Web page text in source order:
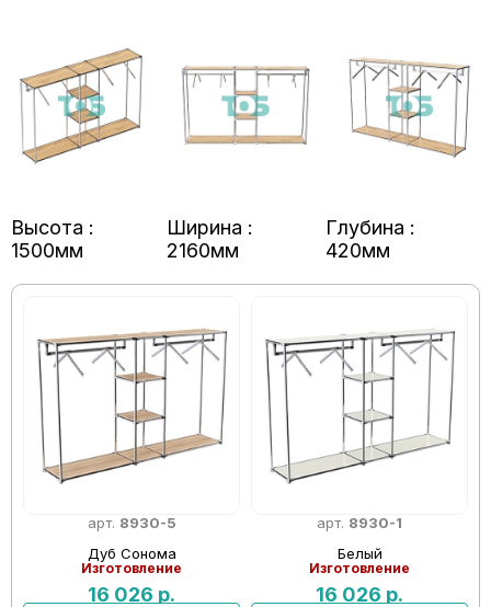
Высота :
1500мм
Ширина :
2160мм
Глубина :
420мм
арт. 8930-5
Дуб Сонома
Изготовление
16 026 р.
арт. 8930-1
Белый
Изготовление
16 026 р.